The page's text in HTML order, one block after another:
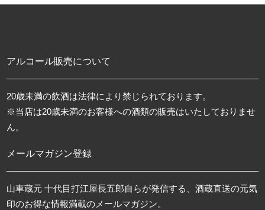
アルコール販売について
20歳未満の飲酒は法律により禁じられております。
※当店は20歳未満のお客様への酒類の販売はいたしておりませ
ん。
メールマガジン登録
山車蔵元 十代目打江屋長五郎自らが発信する、酒蔵直送の元気
印のお得な情報満載のメールマガジン。